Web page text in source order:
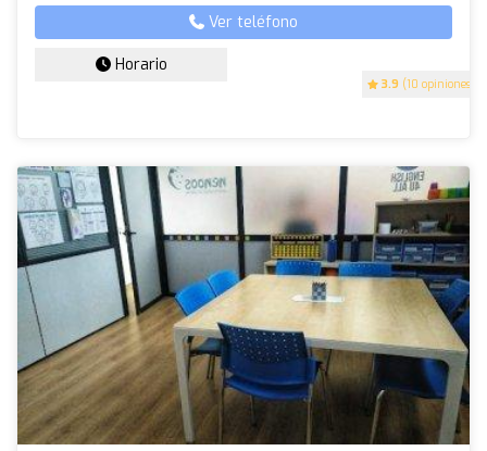
3.9 (10 opiniones)
Ver teléfono
Horario